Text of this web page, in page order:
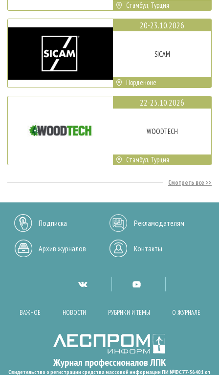
Стамбул, Турция
20-23.10.2026
SICAM
Порденоне
22-25.10.2026
WOODTECH
Стамбул, Турция
Смотреть все
Подписка Рекламодателям
Архив журналов Контакты
ВАЖНОЕ НОВОСТИ РУБРИКИ И ТЕМЫ О ЖУРНАЛЕ
Свидетельство о регистрации средства массовой информации ПИ №ФС77-36401 от